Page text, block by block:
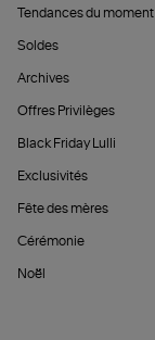
Tendances du moment
Soldes
Archives
Offres Privilèges
Black Friday Lulli
Exclusivités
Fête des mères
Cérémonie
Noël